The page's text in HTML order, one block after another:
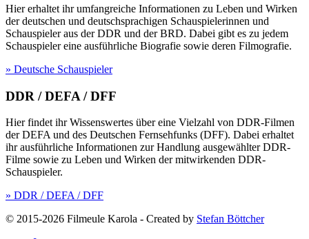
Hier erhaltet ihr umfangreiche Informationen zu Leben und Wirken
der deutschen und deutschsprachigen Schauspielerinnen und
Schauspieler aus der DDR und der BRD. Dabei gibt es zu jedem
Schauspieler eine ausführliche Biografie sowie deren Filmografie.
» Deutsche Schauspieler
DDR / DEFA / DFF
Hier findet ihr Wissenswertes über eine Vielzahl von DDR-Filmen
der DEFA und des Deutschen Fernsehfunks (DFF). Dabei erhaltet
ihr ausführliche Informationen zur Handlung ausgewählter DDR-
Filme sowie zu Leben und Wirken der mitwirkenden DDR-
Schauspieler.
» DDR / DEFA / DFF
© 2015-2026 Filmeule Karola - Created by Stefan Böttcher